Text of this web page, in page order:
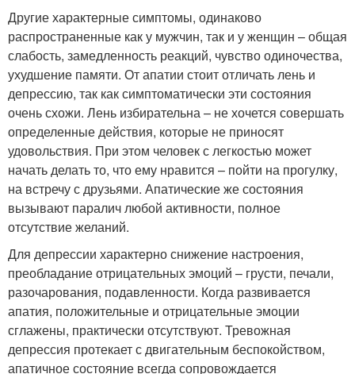
Другие характерные симптомы, одинаково
распространенные как у мужчин, так и у женщин – общая
слабость, замедленность реакций, чувство одиночества,
ухудшение памяти. От апатии стоит отличать лень и
депрессию, так как симптоматически эти состояния
очень схожи. Лень избирательна – не хочется совершать
определенные действия, которые не приносят
удовольствия. При этом человек с легкостью может
начать делать то, что ему нравится – пойти на прогулку,
на встречу с друзьями. Апатические же состояния
вызывают паралич любой активности, полное
отсутствие желаний.
Для депрессии характерно снижение настроения,
преобладание отрицательных эмоций – грусти, печали,
разочарования, подавленности. Когда развивается
апатия, положительные и отрицательные эмоции
сглажены, практически отсутствуют. Тревожная
депрессия протекает с двигательным беспокойством,
апатичное состояние всегда сопровождается